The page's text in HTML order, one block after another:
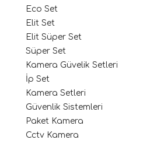
Eco Set
Elit Set
Elit Süper Set
Süper Set
Kamera Güvelik Setleri
İp Set
Kamera Setleri
Güvenlik Sistemleri
Paket Kamera
Cctv Kamera